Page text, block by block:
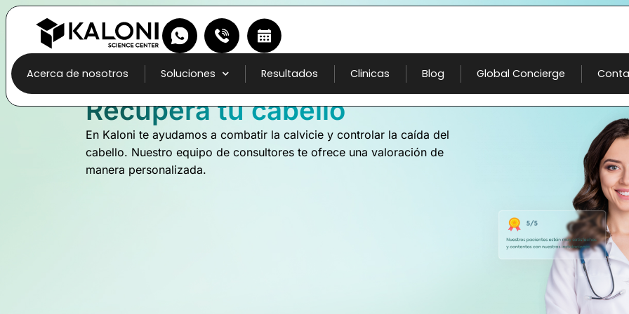
Acerca de nosotros Soluciones Resultados Clinicas Blog Global Concierge
Recupera tu cabello
En Kaloni te ayudamos a combatir la calvicie y controlar la caída del
cabello. Nuestro equipo de consultores te ofrece una valoración de
manera personalizada.